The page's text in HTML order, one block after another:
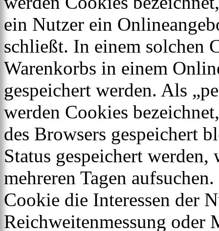
ein Nutzer ein
schließt. In einem solchen
Warenkorbs in einem
gespeichert werden. Als
werden Cookies
des Browsers gespeichert
Status gespeichert
mehreren Tagen
Cookie die Interessen der
Reichweitenmessung oder